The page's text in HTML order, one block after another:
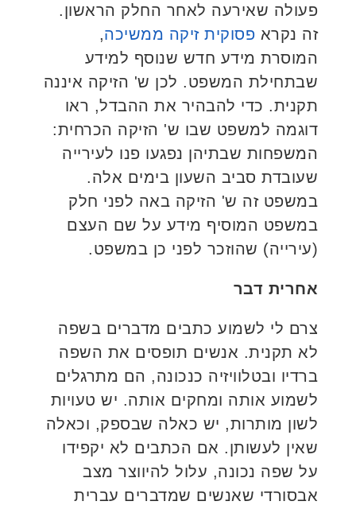
פעולה שאירעה לאחר החלק הראשון.
זה נקרא פסוקית זיקה ממשיכה,
המוסרת מידע חדש שנוסף למידע
שבתחילת המשפט. לכן ש' הזיקה איננה
תקנית. כדי להבהיר את ההבדל, ראו
דוגמה למשפט שבו ש' הזיקה הכרחית:
המשפחות שבתיהן נפגעו פנו לעירייה
שעובדת סביב השעון בימים אלה.
במשפט זה ש' הזיקה באה לפני חלק
במשפט המוסיף מידע על שם העצם
(עירייה) שהוזכר לפני כן במשפט.
אחרית דבר
צרם לי לשמוע כתבים מדברים בשפה
לא תקנית. אנשים תופסים את השפה
ברדיו ובטלוויזיה כנכונה, הם מתרגלים
לשמוע אותה ומחקים אותה. יש טעויות
לשון מותרות, יש כאלה שבספק, וכאלה
שאין לעשותן. אם הכתבים לא יקפידו
על שפה נכונה, עלול להיווצר מצב
אבסורדי שאנשים שמדברים עברית